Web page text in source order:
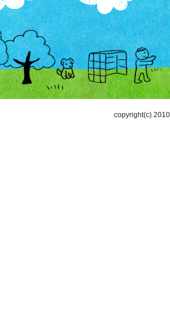
copyright(c)